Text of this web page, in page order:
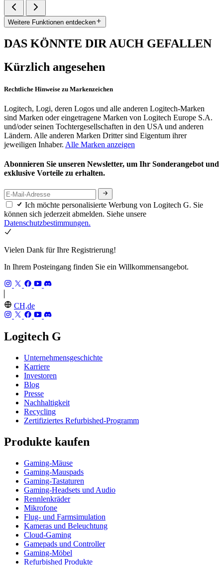
Weitere Funktionen entdecken
DAS KÖNNTE DIR AUCH GEFALLEN
Kürzlich angesehen
Rechtliche Hinweise zu Markenzeichen
Logitech, Logi, deren Logos und alle anderen Logitech-Marken
sind Marken oder eingetragene Marken von Logitech Europe S.A.
und/oder seinen Tochtergesellschaften in den USA und anderen
Ländern. Alle anderen Marken Dritter sind Eigentum ihrer
jeweiligen Inhaber. Alle Marken anzeigen
Abonnieren Sie unseren Newsletter, um Ihr Sonderangebot und
exklusive Vorteile zu erhalten.
Ich möchte personalisierte Werbung von Logitech G. Sie
können sich jederzeit abmelden. Siehe unsere
Datenschutzbestimmungen.
Vielen Dank für Ihre Registrierung!
In Ihrem Posteingang finden Sie ein Willkommensangebot.
CH,de
Logitech G
Unternehmensgeschichte
Karriere
Investoren
Blog
Presse
Nachhaltigkeit
Recycling
Zertifiziertes Refurbished-Programm
Produkte kaufen
Gaming-Mäuse
Gaming-Mauspads
Gaming-Tastaturen
Gaming-Headsets und Audio
Rennlenkräder
Mikrofone
Flug- und Farmsimulation
Kameras und Beleuchtung
Cloud-Gaming
Gamepads und Controller
Gaming-Möbel
Refurbished Produkte